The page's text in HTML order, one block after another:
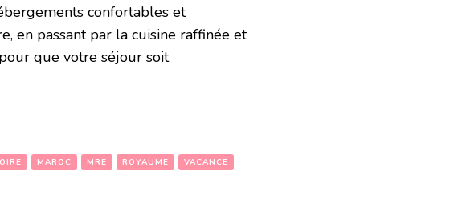
confortables et
en passant par la cuisine raffinée et
que votre séjour soit
MAROC MRE ROYAUME VACANCE